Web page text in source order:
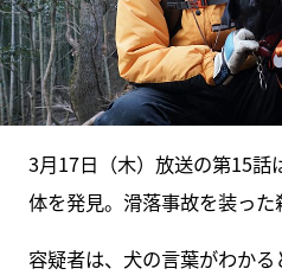
3月17日（木）放送の第15話
体を発見。滑落事故を装った
容疑者は、犬の言葉がわか